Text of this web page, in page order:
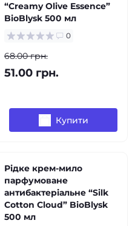
“Creamy Olive Essence”
BioBlysk 500 мл
0
68.00 грн.
51.00 грн.
Купити
Рідке крем-мило
парфумоване
антибактеріальне “Silk
Cotton Cloud” BioBlysk
500 мл